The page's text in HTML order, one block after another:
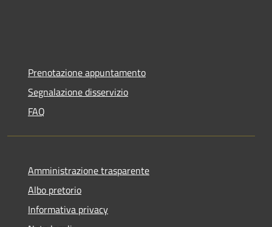
Prenotazione appuntamento
Segnalazione disservizio
FAQ
Amministrazione trasparente
Albo pretorio
Informativa privacy